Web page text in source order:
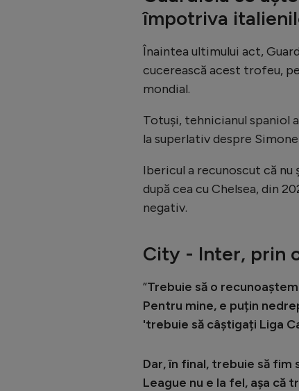
împotriva
Înaintea ultimului act,
cucerească acest trofeu,
mondial.
Totuși, tehnicianul spaniol
la superlativ despre
Ibericul a recunoscut că
după cea cu Chelsea, din
negativ.
City - Inter, prin
”Trebuie să o recunoaștem
Pentru mine, e puțin
'trebuie să câștigați Liga
Dar, în final, trebuie să
League nu e la fel, așa că